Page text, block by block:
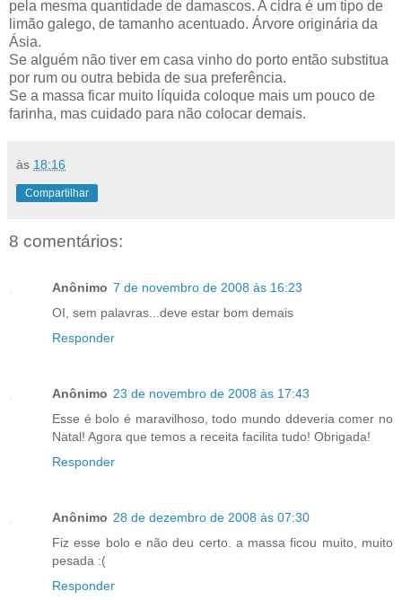
pela mesma quantidade de damascos. A cidra é um tipo de
limão galego, de tamanho acentuado. Árvore originária da
Ásia.
Se alguém não tiver em casa vinho do porto então substitua
por rum ou outra bebida de sua preferência.
Se a massa ficar muito líquida coloque mais um pouco de
farinha, mas cuidado para não colocar demais.
às 18:16
Compartilhar
8 comentários:
Anônimo 7 de novembro de 2008 às 16:23
OI, sem palavras...deve estar bom demais
Responder
Anônimo 23 de novembro de 2008 às 17:43
Esse é bolo é maravilhoso, todo mundo ddeveria comer no
Natal! Agora que temos a receita facilita tudo! Obrigada!
Responder
Anônimo 28 de dezembro de 2008 às 07:30
Fiz esse bolo e não deu certo. a massa ficou muito, muito
pesada :(
Responder